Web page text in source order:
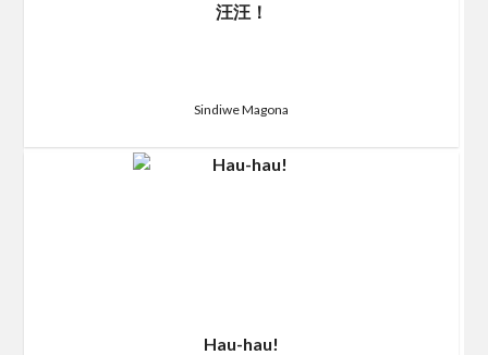
汪汪！
Sindiwe Magona
Hau-hau!